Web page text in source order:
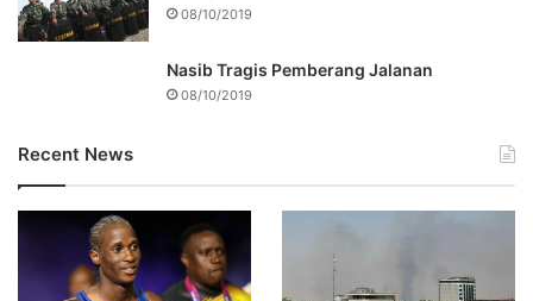
08/10/2019
Nasib Tragis Pemberang Jalanan
08/10/2019
Recent News